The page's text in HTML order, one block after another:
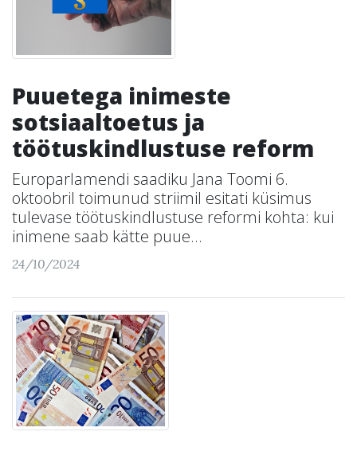
Puuetega inimeste
sotsiaaltoetus ja
töötuskindlustuse reform
Europarlamendi saadiku Jana Toomi 6.
oktoobril toimunud striimil esitati küsimus
tulevase töötuskindlustuse reformi kohta: kui
inimene saab kätte puue...
24/10/2024